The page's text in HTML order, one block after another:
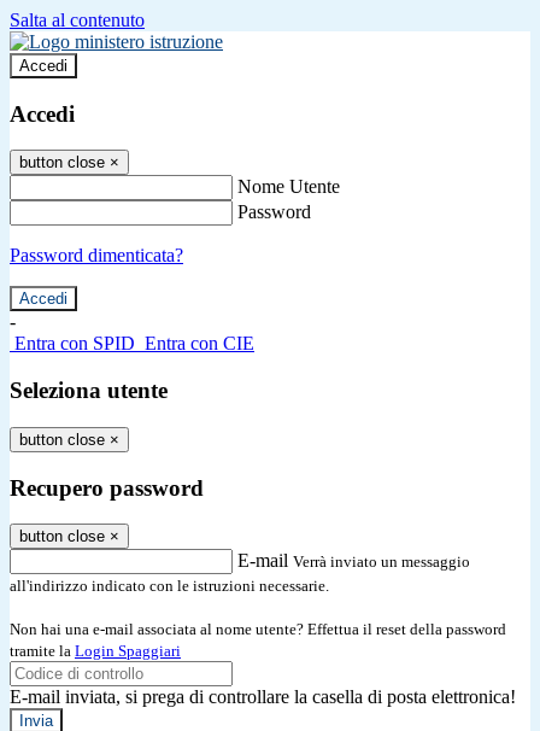
Salta al contenuto
Accedi
Accedi
button close ×
Nome Utente
Password
Password dimenticata?
-
Entra con SPID Entra con CIE
Seleziona utente
button close ×
Recupero password
button close ×
E-mail Verrà inviato un messaggio
all'indirizzo indicato con le istruzioni necessarie.
Non hai una e-mail associata al nome utente? Effettua il reset della password
tramite la Login Spaggiari
E-mail inviata, si prega di controllare la casella di posta elettronica!